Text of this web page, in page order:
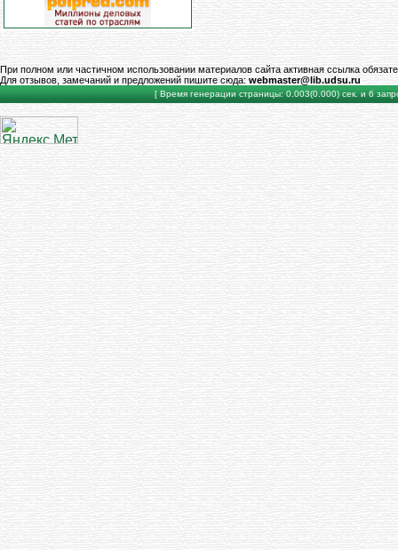
При полном или частичном использовании материалов сайта активная ссылка
Для отзывов, замечаний и предложений пишите сюда: webmaster@lib.udsu.ru
[ Время генерации страницы: 0.003(0.000) сек. и 6